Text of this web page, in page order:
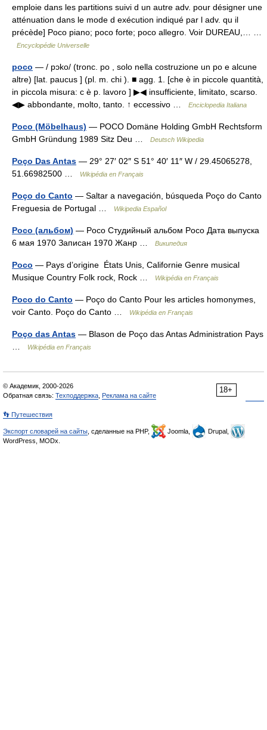
emploie dans les partitions suivi d un autre adv. pour désigner une
atténuation dans le mode d exécution indiqué par l adv. qu il
précède] Poco piano; poco forte; poco allegro. Voir DUREAU,… …
Encyclopédie Universelle
poco — / pɔko/ (tronc. po , solo nella costruzione un po e alcune
altre) [lat. paucus ] (pl. m. chi ). ■ agg. 1. [che è in piccole quantità,
in piccola misura: c è p. lavoro ] ▶◀ insufficiente, limitato, scarso.
◀▶ abbondante, molto, tanto. ↑ eccessivo …
Enciclopedia Italiana
Poco (Möbelhaus) — POCO Domäne Holding GmbH Rechtsform
GmbH Gründung 1989 Sitz Deu …
Deutsch Wikipedia
Poço Das Antas — 29° 27′ 02″ S 51° 40′ 11″ W / 29.45065278,
51.66982500 …
Wikipédia en Français
Poço do Canto — Saltar a navegación, búsqueda Poço do Canto
Freguesia de Portugal …
Wikipedia Español
Poco (альбом) — Poco Студийный альбом Poco Дата выпуска
6 мая 1970 Записан 1970 Жанр …
Википедия
Poco — Pays d’origine États Unis, Californie Genre musical
Musique Country Folk rock, Rock …
Wikipédia en Français
Poco do Canto — Poço do Canto Pour les articles homonymes,
voir Canto. Poço do Canto …
Wikipédia en Français
Poço das Antas — Blason de Poço das Antas Administration Pays
Wikipédia en Français
18+
© Академик, 2000-2026
Обратная связь: Техподдержка Реклама на сайте
👣 Путешествия
Экспорт словарей на сайты , сделанные на PHP, Joomla,
Drupal,
WordPress, MODx.